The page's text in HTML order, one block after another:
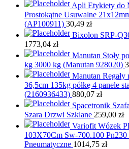
Apli Etykiety do
Prostokątne Usuwalne
(AP100911) 30,49 zł
Bixolon SRP-
1773,04 zł
Manutan Stoły
kg 3000 kg (Manutan 928020)
Manutan
36,5cm 135kg półkę 4 panele
(2160936433) 880,07 zł
Spacetronik
Szara Drzwi Szklane 259,00 zł
Variofit Wózek
103X70Cm Sw-700.100
Pneumatyczne 1014,75 zł